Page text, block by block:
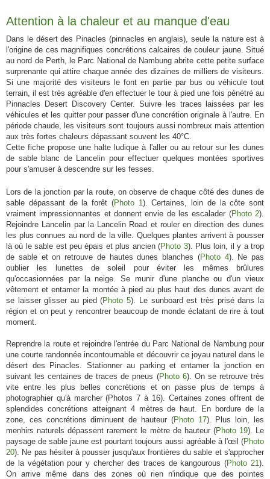
Attention à la chaleur et au manque d'eau
Dans le désert des Pinacles (pinnacles en anglais), seule la nature est à
l'origine de ces magnifiques concrétions calcaires de couleur jaune. Situé
au nord de Perth, le Parc National de Nambung abrite cette petite surface
surprenante qui attire chaque année des dizaines de milliers de visiteurs.
Si une majorité des visiteurs le font en partie par bus ou véhicule tout
terrain, il est très agréable d'en effectuer le tour à pied une fois pénétré au
Pinnacles Desert Discovery Center. Suivre les traces laissées par les
véhicules et les quitter pour passer d'une concrétion originale à l'autre. En
période chaude, les visiteurs sont toujours aussi nombreux mais attention
aux très fortes chaleurs dépassant souvent les 40°C.
Cette fiche propose une halte ludique à l'aller ou au retour sur les dunes
de sable blanc de Lancelin pour effectuer quelques montées sportives
pour s'amuser à descendre sur les fesses.
Lors de la jonction par la route, on observe de chaque côté des dunes de
sable dépassant de la forêt (Photo 1). Certaines, loin de la côte sont
vraiment impressionnantes et donnent envie de les escalader (Photo 2).
Rejoindre Lancelin par la Lancelin Road et rouler en direction des dunes
les plus connues au nord de la ville. Quelques plantes arrivent à pousser
là où le sable est peu épais et plus ancien (Photo 3). Plus loin, il y a trop
de sable et on retrouve de hautes dunes blanches (Photo 4). Ne pas
oublier les lunettes de soleil pour éviter les mêmes brûlures
qu'occasionnées par la neige. Se munir d'une planche ou d'un vieux
vêtement et entamer la montée à pied au plus haut des dunes avant de
se laisser glisser au pied (Photo 5). Le sunboard est très prisé dans la
région et on peut y rencontrer beaucoup de monde éclatant de rire à tout
moment.
Reprendre la route et rejoindre l'entrée du Parc National de Nambung pour
une courte randonnée incontournable et découvrir ce joyau naturel dans le
désert des Pinacles. Stationner au parking et entamer la jonction en
suivant les centaines de traces de pneus (Photo 6). On se retrouve très
vite entre les plus belles concrétions et on passe plus de temps à
photographier qu'à marcher (Photos 7 à 16). Certaines zones offrent de
splendides concrétions atteignant 4 mètres de haut. En bordure de la
zone, ces concrétions diminuent de hauteur (Photo 17). Plus loin, les
menhirs naturels dépassent rarement le mètre de hauteur (Photo 19). Le
paysage de sable jaune est pourtant toujours aussi agréable à l'œil (Photo
20). Ne pas hésiter à pousser jusqu'aux frontières du sable et s'approcher
de la végétation pour y chercher des traces de kangourous (Photo 21).
On arrive même dans des zones où rien n'indique que des pointes